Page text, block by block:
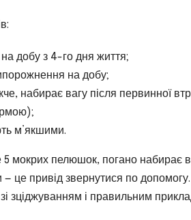
добу з 4-го дня життя;
на добу;
набирає вагу після первинної
м’якшими.
пелюшок, погано набирає
— це привід звернутися по
зціджуванням і правильним